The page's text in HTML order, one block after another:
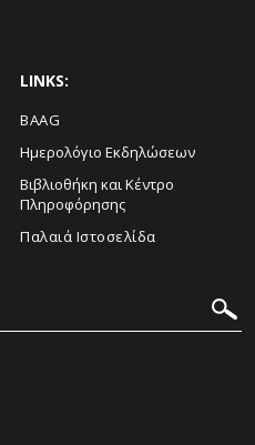
LINKS:
BAAG
Ημερολόγιο Εκδηλώσεων
Βιβλιοθήκη και Κέντρο
Πληροφόρησης
Παλαιά Ιστοσελίδα